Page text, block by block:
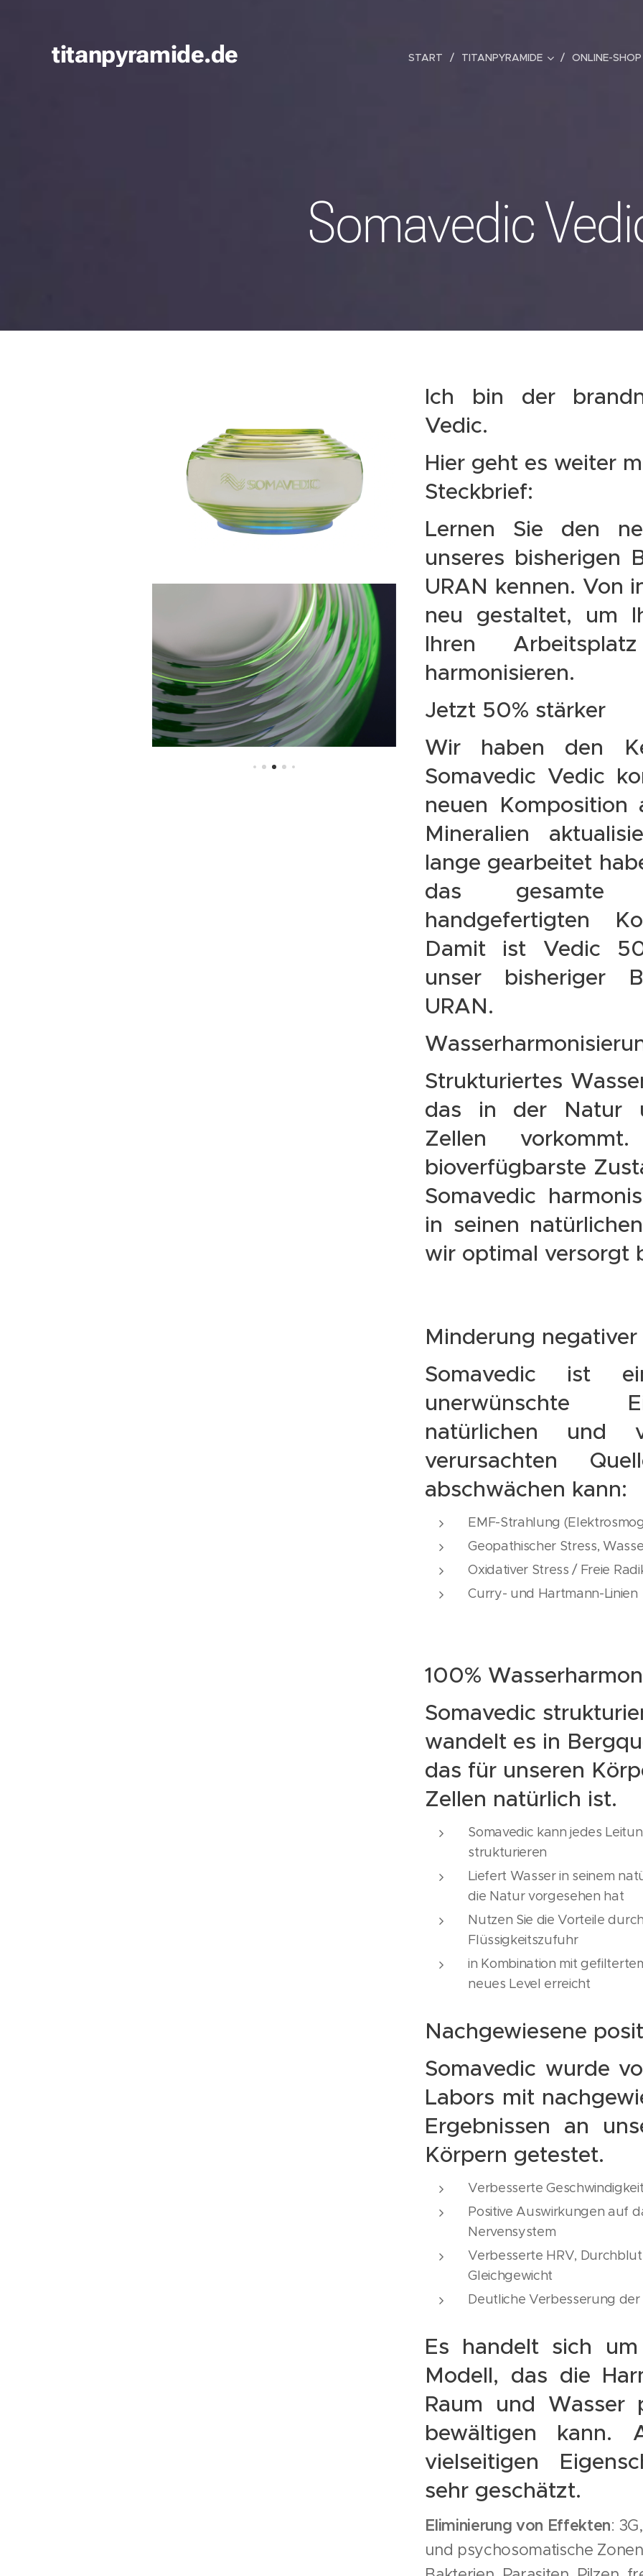
titanpyramide.de START TITANPYRAMIDE ONLINE-SHOP
Somavedic
Ich bin der
Vedic.
Hier geht es weiter
Steckbrief:
Lernen Sie den
unseres bisherigen
URAN kennen. Von
neu gestaltet, um
Ihren
harmonisieren.
Jetzt 50% stärker
Wir haben den
Somavedic Vedic
neuen Komposition
Mineralien
lange gearbeitet
das gesamte
handgefertigten
Damit ist Vedic
unser bisheriger
URAN.
Strukturiertes
das in der Natur
Zellen
bioverfügbarste
Somavedic
in seinen
wir optimal versorgt
Minderung
Somavedic ist
unerwünschte
natürlichen und
verursachten
abschwächen kann:
EMF-Strahlung
Geopathischer Stress,
Oxidativer Stress / Freie
Curry- und Hartmann-Linien
100%
Somavedic
wandelt es in
das für unseren
Zellen natürlich ist.
Somavedic kann jedes
strukturieren
Liefert Wasser in seinem
die Natur vorgesehen hat
Nutzen Sie die Vorteile
Flüssigkeitszufuhr
in Kombination mit
neues Level erreicht
Nachgewiesene
Somavedic wurde
Labors mit
Ergebnissen an
Körpern getestet.
Verbesserte
Positive Auswirkungen auf
Nervensystem
Verbesserte HRV,
Gleichgewicht
Deutliche Verbesserung
Es handelt sich
Modell, das die
Raum und Wasser
bewältigen kann.
vielseitigen
sehr geschätzt.
Eliminierung von Effekten:
und psychosomatische